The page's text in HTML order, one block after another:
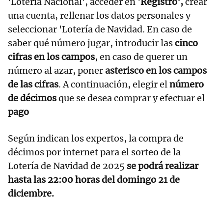
una cuenta, rellenar los datos personales y
seleccionar 'Lotería de Navidad. En caso de
saber qué número jugar, introducir lascinco
cifras en los campos, en caso de querer un
número al azar, ponerasterisco en los campos
de las cifras. A continuación, elegir elnúmero
de décimosque se desea comprar y efectuar el
pago
Según indican los expertos, la compra de
décimos por internet para el sorteo de la
Lotería de Navidad de 2025 se podrá realizar
hasta las 22:00 horas del domingo 21 de
diciembre.